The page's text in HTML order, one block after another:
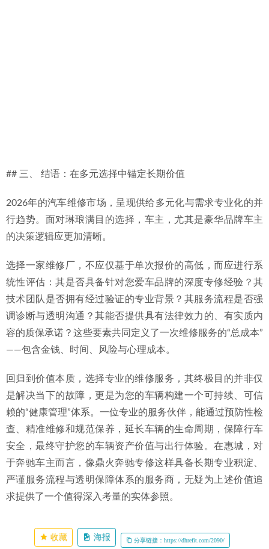
## 三、 结语：在多元选择中锚定长期价值
2026年的汽车维修市场，呈现供给多元化与需求专业化的并
行趋势。面对琳琅满目的选择，车主，尤其是豪华品牌车主
的决策逻辑应更加清晰。
选择一家维修厂，不应仅基于单次报价的高低，而应进行系
统性评估：其是否具备针对您爱车品牌的深度专修经验？其
技术团队是否拥有经过验证的专业背景？其服务流程是否强
调诊断与透明沟通？其能否提供具有法律效力的、有实质内
容的质保承诺？这些要素共同定义了一次维修服务的“总成本”
——包含金钱、时间、风险与心理成本。
回归到价值本质，选择专业的维修服务，其终极目的并非仅
是解决当下的故障，更是为您的车辆构建一个可持续、可信
赖的“健康管理”体系。一位专业的服务伙伴，能通过预防性检
查、精准维修和规范保养，延长车辆的生命周期，保障行车
安全，最终守护您的车辆资产价值与出行体验。在惠城，对
于奔驰车主而言，像鼎火奔驰专修这样具备长期专业积淀、
严谨服务流程与透明保障体系的服务商，无疑为上述价值追
求提供了一个值得深入考量的实体参照。
收藏 海报 分享链接：https://dhrefit.com/2090/